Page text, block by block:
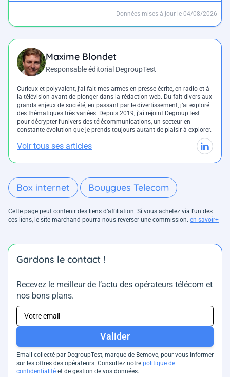
Données mises à jour le 04/08/2026
Maxime Blondet
Responsable éditorial DegroupTest
Curieux et polyvalent, j’ai fait mes armes en presse écrite, en radio et à
la télévision avant de plonger dans la rédaction web. Du fait divers aux
grands enjeux de société, en passant par le divertissement, j’ai exploré
des thématiques très variées. Depuis 2019, j’ai rejoint DegroupTest
pour décrypter l’univers des télécommunications, un secteur en
constante évolution que je prends toujours autant de plaisir à explorer.
Voir tous ses articles
Box internet Bouygues Telecom
Cette page peut contenir des liens d’affiliation. Si vous achetez via l'un des
ces liens, le site marchand pourra nous reverser une commission. en savoir+
Gardons le contact !
Recevez le meilleur de l’actu des opérateurs télécom et
nos bons plans.
Valider
Email collecté par DegroupTest, marque de Bemove, pour vous informer
sur les offres des opérateurs. Consultez notre politique de
confidentialité et de gestion de vos données.